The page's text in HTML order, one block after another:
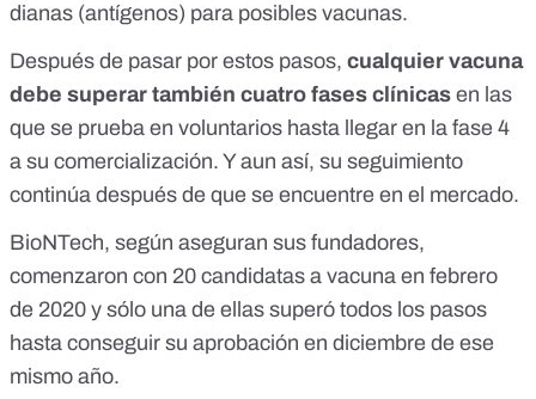
dianas (antígenos) para posibles vacunas.
Después de pasar por estos pasos, cualquier vacuna
debe superar también cuatro fases clínicas en las
que se prueba en voluntarios hasta llegar en la fase 4
a su comercialización. Y aun así, su seguimiento
continúa después de que se encuentre en el mercado.
BioNTech, según aseguran sus fundadores,
comenzaron con 20 candidatas a vacuna en febrero
de 2020 y sólo una de ellas superó todos los pasos
hasta conseguir su aprobación en diciembre de ese
mismo año.